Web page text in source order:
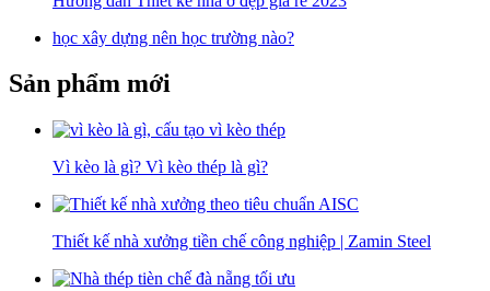
học xây dựng nên học trường nào?
Sản phẩm mới
Vì kèo là gì? Vì kèo thép là gì?
Thiết kế nhà xưởng tiền chế công nghiệp | Zamin Steel